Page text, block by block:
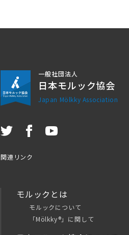
一般社団法人
日本モルック協会
Japan Mölkky Association
関連リンク
モルックとは
モルックについて
「Mölkky®」に関して